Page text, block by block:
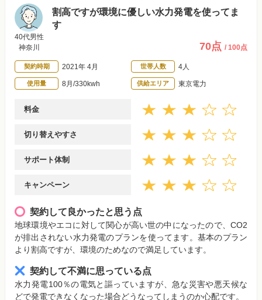
割高ですが環境に優しい水力発電を使ってま
す
40代男性
神奈川
70点 / 100点
契約時期 2021年 4月 世帯人数 4人
使用量 8月/330kwh 供給エリア 東京電力
料金
切り替えやすさ
サポート体制
キャンペーン
契約して良かったと思う点
地球環境やエコに対して関心が高い世の中になったので、CO2
が排出されない水力発電のプランを使ってます。基本のプラン
より割高ですが、環境のためなので満足しています。
契約して不満に思っている点
水力発電100％の電気と謳っていますが、急な災害や悪天候な
どで発電できなくなった場合どうなってしまうのか心配です。